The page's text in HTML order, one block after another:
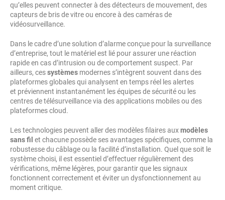
qu’elles peuvent connecter à des détecteurs de mouvement, des
capteurs de bris de vitre ou encore à des caméras de
vidéosurveillance.
Dans le cadre d’une solution d’alarme conçue pour la surveillance
d’entreprise, tout le matériel est lié pour assurer une réaction
rapide en cas d’intrusion ou de comportement suspect. Par
ailleurs, cessystèmes modernes s’intègrent souvent dans des
plateformes globales qui analysent en temps réel les alertes
et préviennent instantanément les équipes de sécurité ou les
centres de télésurveillance via des applications mobiles ou des
plateformes cloud.
Les technologies peuvent aller des modèles filaires auxmodèles
sans fil et chacune possède ses avantages spécifiques, comme la
robustesse du câblage ou la facilité d’installation. Quel que soit le
système choisi, il est essentiel d’effectuer régulièrement des
vérifications, même légères, pour garantir que les signaux
fonctionnent correctement et éviter un dysfonctionnement au
moment critique.